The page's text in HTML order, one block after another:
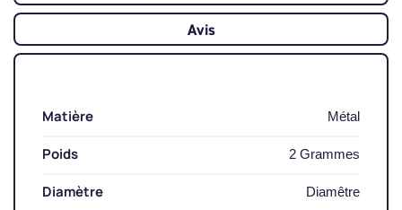
Avis
Matière Métal
Poids 2 Grammes
Diamètre Diamêtre